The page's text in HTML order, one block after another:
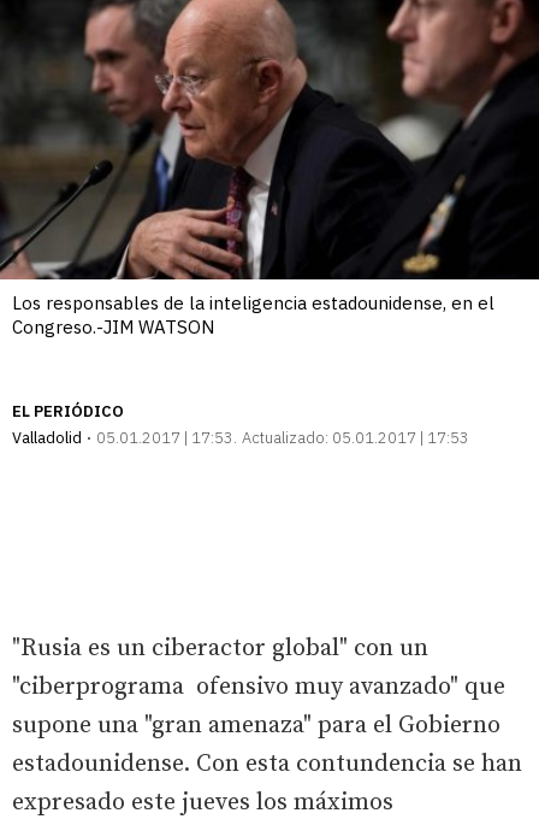
Los responsables de la inteligencia estadounidense, en el
Congreso.-JIM WATSON
EL PERIÓDICO
Valladolid
05.01.2017 | 17:53 Actualizado: 05.01.2017 | 17:53
"Rusia es un ciberactor global" con un
"ciberprograma ofensivo muy avanzado" que
supone una "gran amenaza" para el Gobierno
estadounidense. Con esta contundencia se han
expresado este jueves los máximos